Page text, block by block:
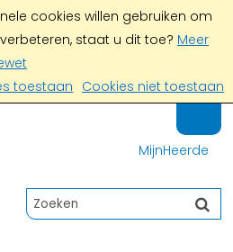
cookies willen gebruiken om
staat u dit toe? Meer
toestaan Cookies niet toestaan
MijnHeerde